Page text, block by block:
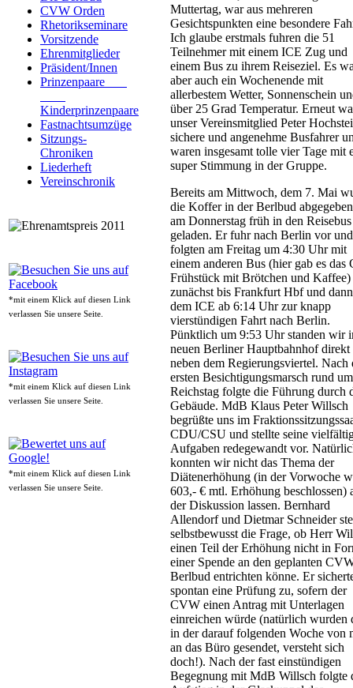
CVW Orden
Rhetorikseminare
Vorsitzende
Ehrenmitglieder
Präsident/Innen
Prinzenpaare
Kinderprinzenpaare
Fastnachtsumzüge
Sitzungs-
Chroniken
Liederheft
Vereinschronik
*mit einem Klick auf diesen Link
verlassen Sie unsere Seite.
*mit einem Klick auf diesen Link
verlassen Sie unsere Seite.
*mit einem Klick auf diesen Link
verlassen Sie unsere Seite.
Muttertag, war aus mehreren
Gesichtspunkten eine besondere
Ich glaube erstmals fuhren die 51
Teilnehmer mit einem ICE Zug und
einem Bus zu ihrem Reiseziel. Es
aber auch ein Wochenende mit
allerbestem Wetter, Sonnenschein
über 25 Grad Temperatur. Erneut
unser Vereinsmitglied Peter
sichere und angenehme Busfahrer
waren insgesamt tolle vier Tage mit
super Stimmung in der Gruppe.
Bereits am Mittwoch, dem 7. Mai
die Koffer in der Berlbud
am Donnerstag früh in den Reisebus
geladen. Er fuhr nach Berlin vor
folgten am Freitag um 4:30 Uhr mit
einem anderen Bus (hier gab es das
Frühstück mit Brötchen und Kaffee)
zunächst bis Frankfurt Hbf und
dem ICE ab 6:14 Uhr zur knapp
vierstündigen Fahrt nach Berlin.
Pünktlich um 9:53 Uhr standen wir
neuen Berliner Hauptbahnhof direkt
neben dem Regierungsviertel. Nach
ersten Besichtigungsmarsch rund
Reichstag folgte die Führung durch
Gebäude. MdB Klaus Peter Willsch
begrüßte uns im
CDU/CSU und stellte seine
Aufgaben redegewandt vor.
konnten wir nicht das Thema der
Diätenerhöhung (in der Vorwoche
603,- € mtl. Erhöhung beschlossen)
der Diskussion lassen. Bernhard
Allendorf und Dietmar Schneider
selbstbewusst die Frage, ob Herr
einen Teil der Erhöhung nicht in
einer Spende an den geplanten
Berlbud entrichten könne. Er
spontan eine Prüfung zu, sofern der
CVW einen Antrag mit Unterlagen
einreichen würde (natürlich wurden
in der darauf folgenden Woche von
an das Büro gesendet, versteht sich
doch!). Nach der fast einstündigen
Begegnung mit MdB Willsch folgte